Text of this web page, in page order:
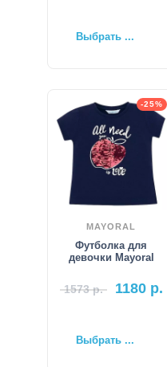
Выбрать ...
-25%
MAYORAL
Футболка для
девочки Mayoral
1573р. 1180р.
Выбрать ...